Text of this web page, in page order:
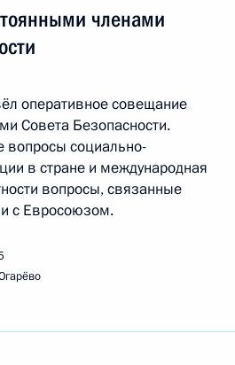
членами
оперативное совещание
Совета Безопасности.
вопросы социально-
в стране и международная
вопросы, связанные
с Евросоюзом.